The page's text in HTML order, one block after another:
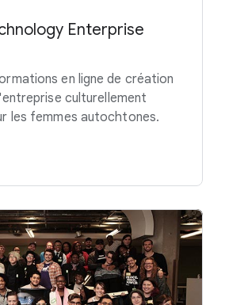
Enterprise
en ligne de création
culturellement
les femmes autochtones.